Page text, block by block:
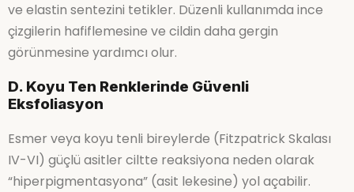
ve elastin sentezini tetikler. Düzenli kullanımda ince
çizgilerin hafiflemesine ve cildin daha gergin
görünmesine yardımcı olur.
D. Koyu Ten Renklerinde Güvenli
Eksfoliasyon
Esmer veya koyu tenli bireylerde (Fitzpatrick Skalası
IV-VI) güçlü asitler ciltte reaksiyona neden olarak
“hiperpigmentasyona” (asit lekesine) yol açabilir.